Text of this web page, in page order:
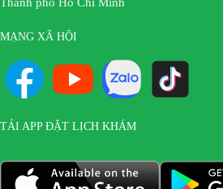
MẠNG XÃ HỘI
TẢI APP ĐẶT LỊCH KHÁM